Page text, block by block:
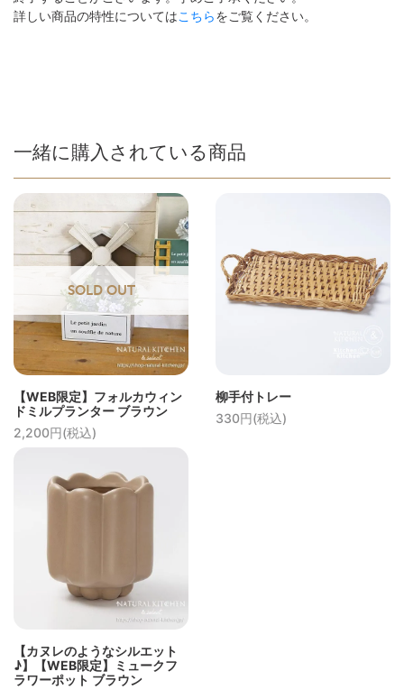
詳しい商品の特性についてはこちらをご覧ください。
一緒に購入されている商品
SOLD OUT
【WEB限定】フォルカウィン
ドミルプランター ブラウン
2,200円(税込)
柳手付トレー
330円(税込)
【カヌレのようなシルエット
♪】【WEB限定】ミュークフ
ラワーポット ブラウン